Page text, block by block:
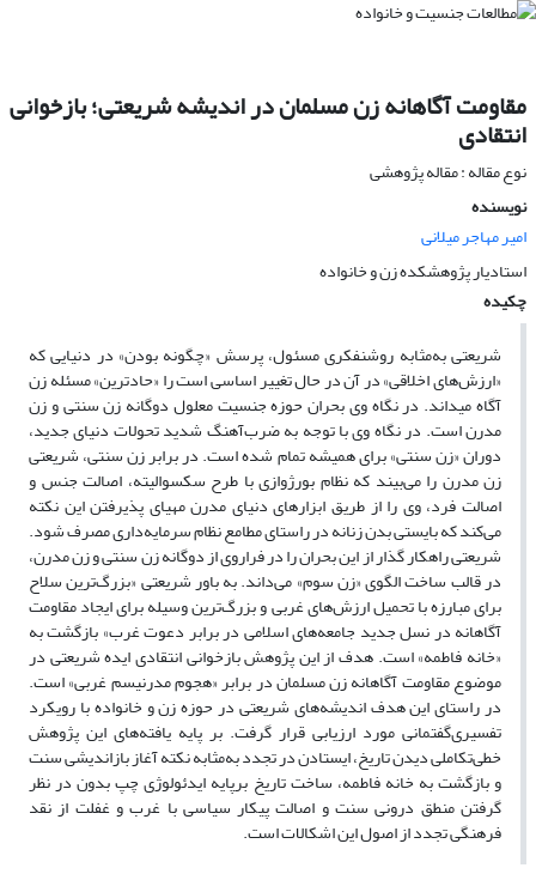
مقاومت آگاهانه زن مسلمان در اندیشه شریعتی؛ بازخوانی
انتقادی
نوع مقاله : مقاله پژوهشی
نویسنده
امیر مهاجر میلانی
استادیار پژوهشکده زن و خانواده
چکیده
شریعتی به‌مثابه روشنفکری مسئول، پرسش «چگونه بودن» در دنیایی که
«ارزش‌های اخلاقی» در آن در حال تغییر اساسی است را «حادترین» مسئله زن
آگاه می­داند. در نگاه وی بحران حوزه جنسیت معلول دوگانه زن سنتی و زن
مدرن است. در نگاه وی با توجه به ضرب‌آهنگ شدید تحولات دنیای جدید،
دوران «زن سنتی» برای همیشه تمام شده است. در برابر زن سنتی، شریعتی
زن مدرن را می‌بیند که نظام بورژوازی با طرح سکسوالیته، اصالت جنس و
اصالت فرد، وی را از طریق ابزارهای دنیای مدرن مهیای پذیرفتن این نکته
می‌کند که بایستی بدن زنانه در راستای مطامع نظام سرمایه‌داری مصرف شود.
شریعتی راهکار گذار از این بحران را در فراروی از دوگانه زن سنتی و زن مدرن،
در قالب ساخت الگوی «زن سوم» می‌داند. به باور شریعتی «بزرگ‌ترین سلاح
برای مبارزه با تحمیل ارزش‌های غربی و بزرگ‌ترین وسیله برای ایجاد مقاومت
آگاهانه در نسل جدید جامعه‌های اسلامی در برابر دعوت غرب» بازگشت به
«خانه فاطمه» است. هدف از این پژوهش بازخوانی انتقادی ایده شریعتی در
موضوع مقاومت آگاهانه زن مسلمان در برابر «هجوم مدرنیسم غربی» است.
در راستای این هدف اندیشه‌های شریعتی در حوزه زن و خانواده با رویکرد
تفسیری‌گفتمانی مورد ارزیابی قرار گرفت. بر پایه یافته‌های این پژوهش
خطی‌تکاملی دیدن تاریخ، ایستادن در تجدد به‌مثابه نکته آغاز بازاندیشی سنت
و بازگشت به خانه فاطمه، ساخت تاریخ برپایه ایدئولوژی چپ بدون در نظر
گرفتن منطق درونی سنت و اصالت پیکار سیاسی با غرب و غفلت از نقد
فرهنگی تجدد از اصول این اشکالات است.